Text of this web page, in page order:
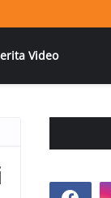
Video